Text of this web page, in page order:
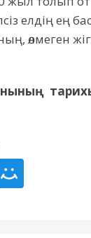
елдің
өлмеген